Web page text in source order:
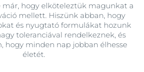
már, hogy elköteleztük magunkat a
mellett. Hiszünk abban, hogy
és nyugtató formulákat hozunk
toleranciával rendelkeznek, és
hogy minden nap jobban élhesse
életét.